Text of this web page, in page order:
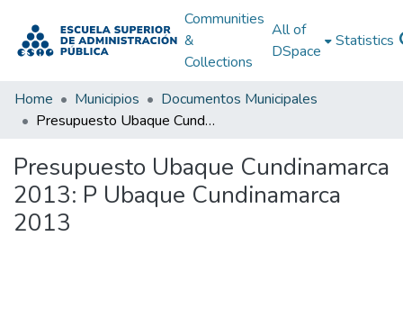
Communities
&
Collections
All of
DSpace
Statistics
Home Municipios
Documentos Municipales
Presupuesto Ubaque Cundinamarca 2013: P Ubaque Cundinamarca 2013
Presupuesto Ubaque Cundinamarca
2013: P Ubaque Cundinamarca
2013